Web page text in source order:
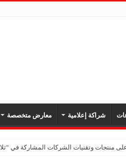
شراكة إعلامية معارض متخصصة
وتقنيات الشركات المشاركة في “ثلاثية